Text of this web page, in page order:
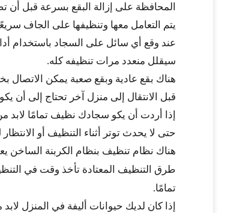
المحافظة على إزالة البقع بسرعة قبل أن
يتم التعامل معها وتنظيفها على الجاف
عند وقع أي سائل على السجاد باستخدام
سيقلل منعدد مرات تنظيفه كله.
هناك بقع عادية وبقع صعبة يمكن الاتصال
قبل الانتقال إلى منزل آخر تحتاج إلى أن
إذا أردت أن يكو سجادك نظيف تمامًا لابد
حتى لا يحدث توتر أثناء التنظيف أو
هناك نظام تنظيف بنظام الكربنة الساخن
طرق التنظيف المعتادة تأخذ وقت في
تمامًا.
إذا كان لديك حيوانات أليفة في المنزل